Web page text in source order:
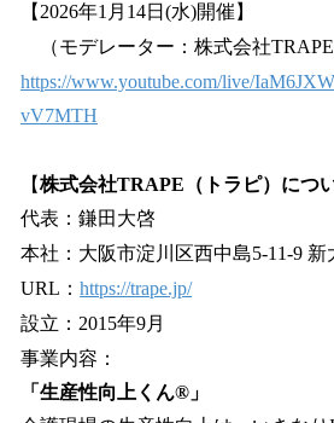
【2026年1月14日(水)開催】
（モデレーター：株式会社TRAPE
https://www.youtube.com/live/
vV7MTH
【株式会社TRAPE（トラピ）につ
代表：鎌⽥⼤啓
本社：⼤阪市淀川区⻄中島5-11-9 新
URL： https://trape.jp/
設⽴：2015年9⽉
事業内容：
「生産性向上くん®︎」